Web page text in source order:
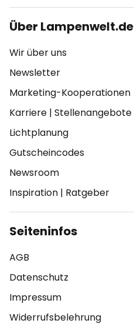
Über Lampenwelt.de
Wir über uns
Newsletter
Marketing-Kooperationen
Karriere | Stellenangebote
Lichtplanung
Gutscheincodes
Newsroom
Inspiration | Ratgeber
Seiteninfos
AGB
Datenschutz
Impressum
Widerrufsbelehrung